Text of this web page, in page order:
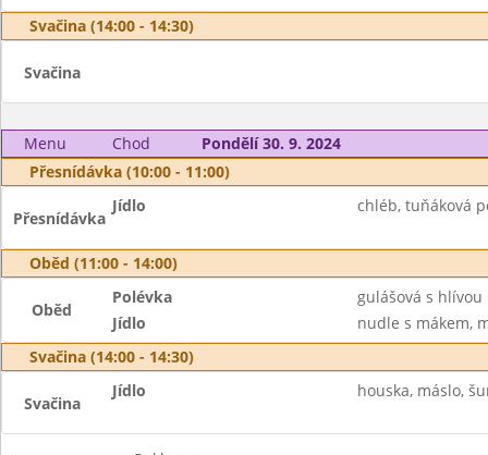
Svačina (14:00 - 14:30)
Svačina
Menu Chod
Pondělí 30. 9. 2024
Přesnídávka (10:00 - 11:00)
Přesnídávka
Jídlo chléb, tuňáková
Oběd (11:00 - 14:00)
Oběd
Polévka
gulášová s
Jídlo
nudle s mákem,
Svačina (14:00 - 14:30)
Svačina
Jídlo houska, máslo,